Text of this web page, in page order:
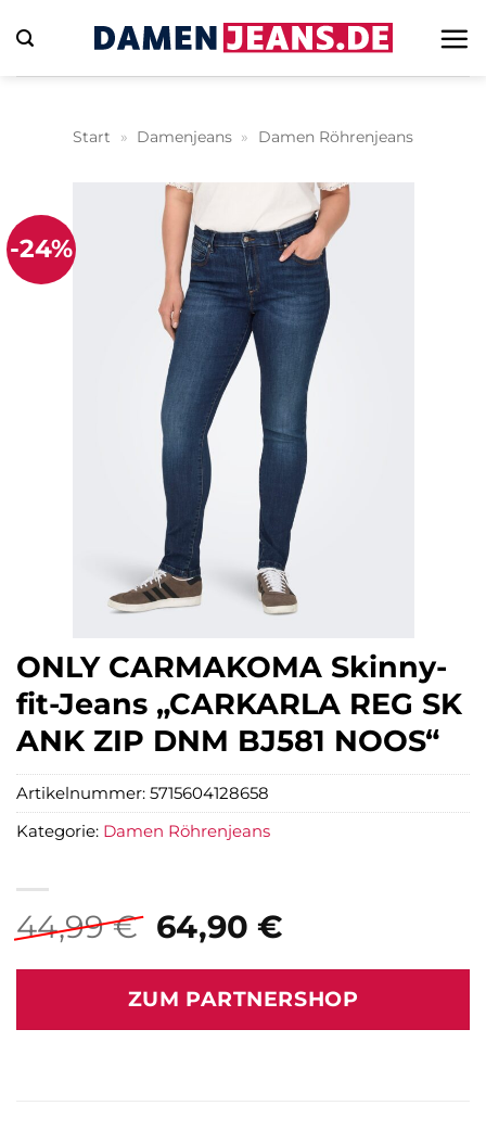
Inhalt
springen
Start » Damenjeans » Damen Röhrenjeans
-24%
ONLY CARMAKOMA Skinny-
fit-Jeans „CARKARLA REG SK
ANK ZIP DNM BJ581 NOOS“
44,99€ Ursprünglicher
Preis
war:
44,99 €
64,90 €Aktueller
ist:
64,90 €.
ZUM PARTNERSHOP
Artikelnummer: 5715604128658
Kategorie: Damen Röhrenjeans